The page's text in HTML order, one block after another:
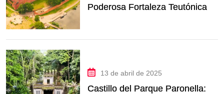
Poderosa Fortaleza Teutónica
13 de abril de 2025
Castillo del Parque Paronella: